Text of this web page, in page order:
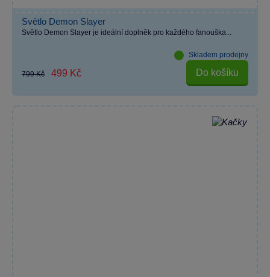
Světlo Demon Slayer
Světlo Demon Slayer je ideální doplněk pro každého fanouška...
Skladem prodejny
799 Kč 499 Kč Do košíku